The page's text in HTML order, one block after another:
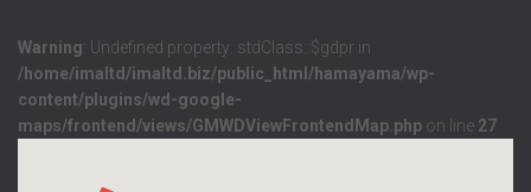
Warning: Undefined property: stdClass::$gdpr in
/home/imaltd/imaltd.biz/public_html/hamayama/wp-
content/plugins/wd-google-
maps/frontend/views/GMWDViewFrontendMap.php on line 27